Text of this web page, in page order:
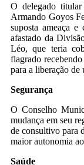
O delegado
Armando Goyos
suposta ameaça
afastado da
Léo, que teria
flagrado
para a liberação de
Segurança
O Conselho
mudança em seu
de consultivo para
maior autonomia
Saúde